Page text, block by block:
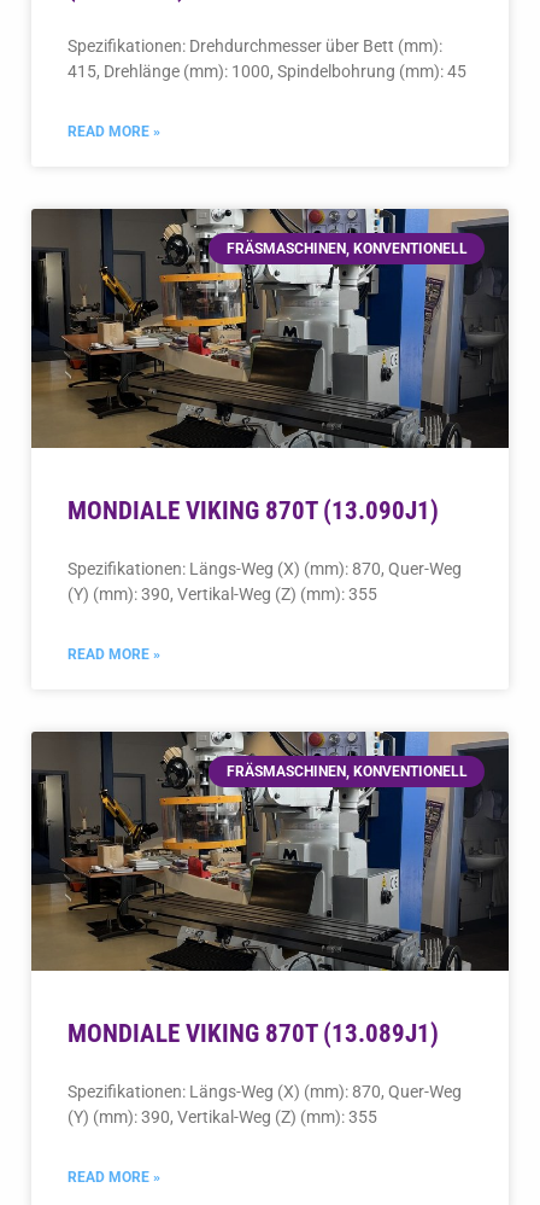
Spezifikationen: Drehdurchmesser über Bett (mm):
415, Drehlänge (mm): 1000, Spindelbohrung (mm): 45
READ MORE »
FRÄSMASCHINEN, KONVENTIONELL
MONDIALE VIKING 870T (13.090J1)
Spezifikationen: Längs-Weg (X) (mm): 870, Quer-Weg
(Y) (mm): 390, Vertikal-Weg (Z) (mm): 355
READ MORE »
FRÄSMASCHINEN, KONVENTIONELL
MONDIALE VIKING 870T (13.089J1)
Spezifikationen: Längs-Weg (X) (mm): 870, Quer-Weg
(Y) (mm): 390, Vertikal-Weg (Z) (mm): 355
READ MORE »